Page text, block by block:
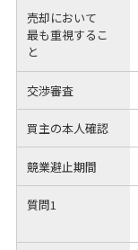
売却において
最も重視するこ
と
交渉審査
買主の本人確認
競業避止期間
質問1